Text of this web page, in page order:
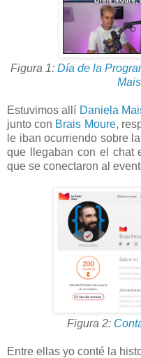
Figura 1: Día de la
Estuvimos allí Daniela
junto con Brais Moure,
le iban ocurriendo sobre
que llegaban con el chat
que se conectaron al
Figura 2:
Entre ellas yo conté la